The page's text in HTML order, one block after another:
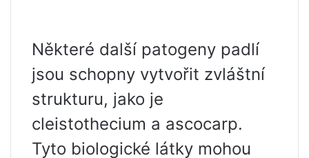
Některé další patogeny padlí
jsou schopny vytvořit zvláštní
strukturu, jako je
cleistothecium a ascocarp.
Tyto biologické látky mohou